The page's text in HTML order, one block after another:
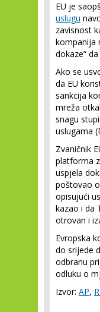
EU je
uslugu
zavisnost
kompanija
dokaze“
Ako se
da EU
sankcija
mreža
snagu
uslugama
Zvaničnik
platforma
uspjela
poštovao
opisujući
kazao i da
otrovan i
Evropska
do srijede
odbranu
odluku o
Izvor: AP,